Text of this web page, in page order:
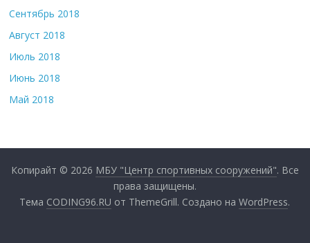
Сентябрь 2018
Август 2018
Июль 2018
Июнь 2018
Май 2018
Копирайт © 2026 МБУ "Центр спортивных сооружений". Все
права защищены.
Тема CODING96.RU от ThemeGrill. Создано наWordPress.